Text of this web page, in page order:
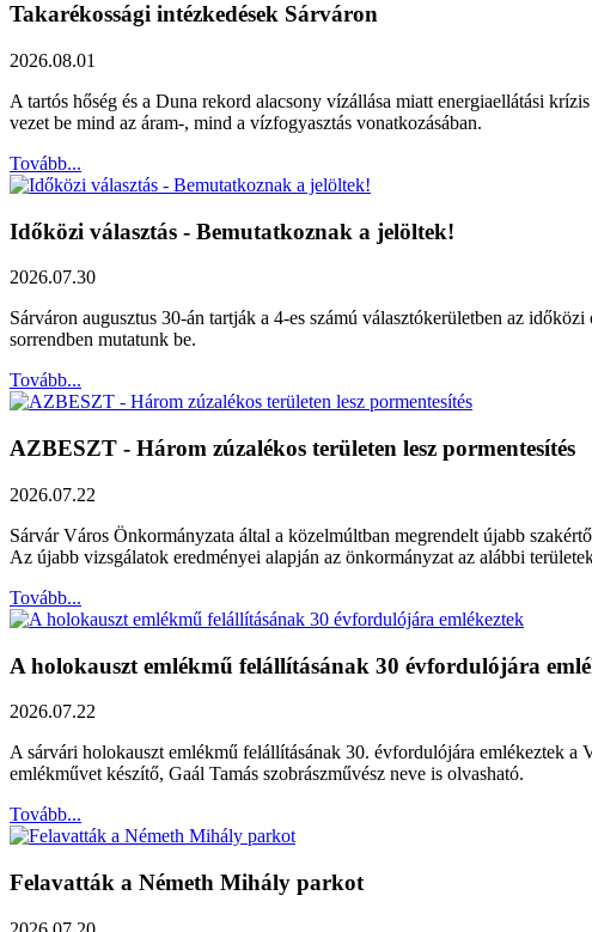
Takarékossági intézkedések Sárváron
2026.08.01
A tartós hőség és a Duna rekord alacsony vízállása miatt energiaellátási
vezet be mind az áram-, mind a vízfogyasztás vonatkozásában.
Tovább...
Időközi választás - Bemutatkoznak a jelöltek!
2026.07.30
Sárváron augusztus 30-án tartják a 4-es számú választókerületben az
sorrendben mutatunk be.
Tovább...
AZBESZT - Három zúzalékos területen lesz pormentesítés
2026.07.22
Sárvár Város Önkormányzata által a közelmúltban megrendelt újabb
Az újabb vizsgálatok eredményei alapján az önkormányzat az alábbi
Tovább...
A holokauszt emlékmű felállításának 30 évfordulójára
2026.07.22
A sárvári holokauszt emlékmű felállításának 30. évfordulójára emlékeztek
emlékművet készítő, Gaál Tamás szobrászművész neve is olvasható.
Tovább...
Felavatták a Németh Mihály parkot